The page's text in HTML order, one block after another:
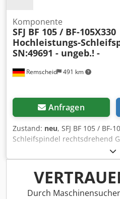
Remscheid 491 km
Komponente
SFJ BF 105 / BF-105X330
Hochleistungs-
SN:49691 - ungeb.! -
Anfragen
Zustand: neu, SFJ BF 105 / BF-
Schleifspindel rechtsdrehend
Flansch Ø 98 mm, Kegel Ø
mm SN:49691 ,ungebraucht in
Originalverpackung, 100%
gem. Fotos Codpfx Aex
Durch